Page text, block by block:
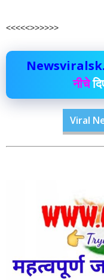
<<<<<>>>>>>
नीचे
Viral